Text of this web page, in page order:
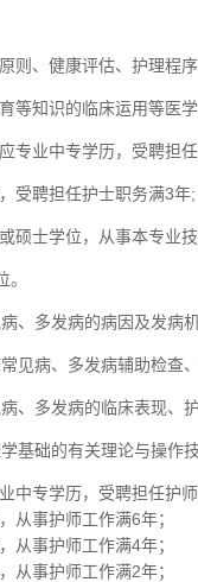
则、健康评估、护理程序
等知识的临床运用等医
专业中专学历，受聘担
受聘担任护士职务满3年;
硕士学位，从事本专业技
、多发病的病因及发病机
见病、多发病辅助检查、
、多发病的临床表现、
基础的有关理论与操作技
中专学历，受聘担任护师
从事护师工作满6年；
从事护师工作满4年；
从事护师工作满2年；